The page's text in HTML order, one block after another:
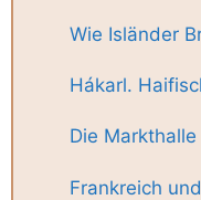
Wie Isländer
Hákarl.
Die
Frankreich